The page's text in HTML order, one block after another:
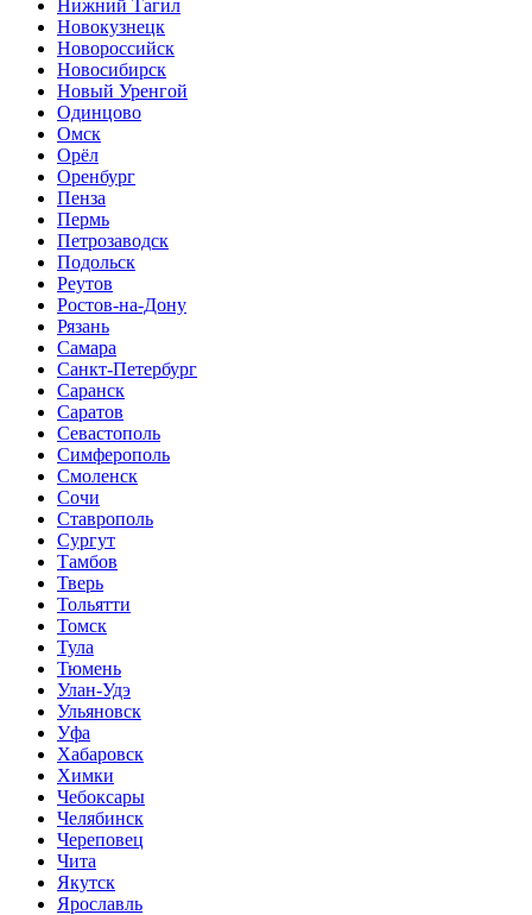
Нижний Тагил
Новокузнецк
Новороссийск
Новосибирск
Новый Уренгой
Одинцово
Омск
Орёл
Оренбург
Пенза
Пермь
Петрозаводск
Подольск
Реутов
Ростов-на-Дону
Рязань
Самара
Санкт-Петербург
Саранск
Саратов
Севастополь
Симферополь
Смоленск
Сочи
Ставрополь
Сургут
Тамбов
Тверь
Тольятти
Томск
Тула
Тюмень
Улан-Удэ
Ульяновск
Уфа
Хабаровск
Химки
Чебоксары
Челябинск
Череповец
Чита
Якутск
Ярославль